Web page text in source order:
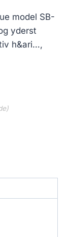
model SB-
yderst
h&ari…,